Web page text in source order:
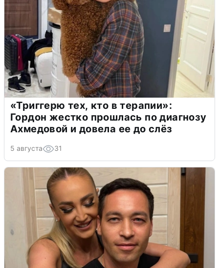
«Триггерю тех, кто в терапии»:
Гордон жестко прошлась по диагнозу
Ахмедовой и довела ее до слёз
5 августа 31